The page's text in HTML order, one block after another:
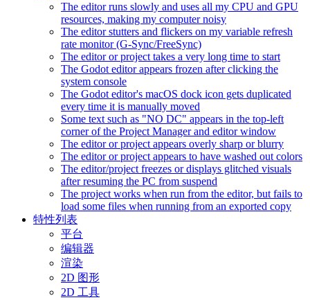
The editor runs slowly and uses all my CPU and GPU
resources, making my computer noisy
The editor stutters and flickers on my variable refresh
rate monitor (G-Sync/FreeSync)
The editor or project takes a very long time to start
The Godot editor appears frozen after clicking the
system console
The Godot editor's macOS dock icon gets duplicated
every time it is manually moved
Some text such as "NO DC" appears in the top-left
corner of the Project Manager and editor window
The editor or project appears overly sharp or blurry
The editor or project appears to have washed out colors
The editor/project freezes or displays glitched visuals
after resuming the PC from suspend
The project works when run from the editor, but fails to
load some files when running from an exported copy
特性列表
平台
编辑器
渲染
2D 图形
2D 工具